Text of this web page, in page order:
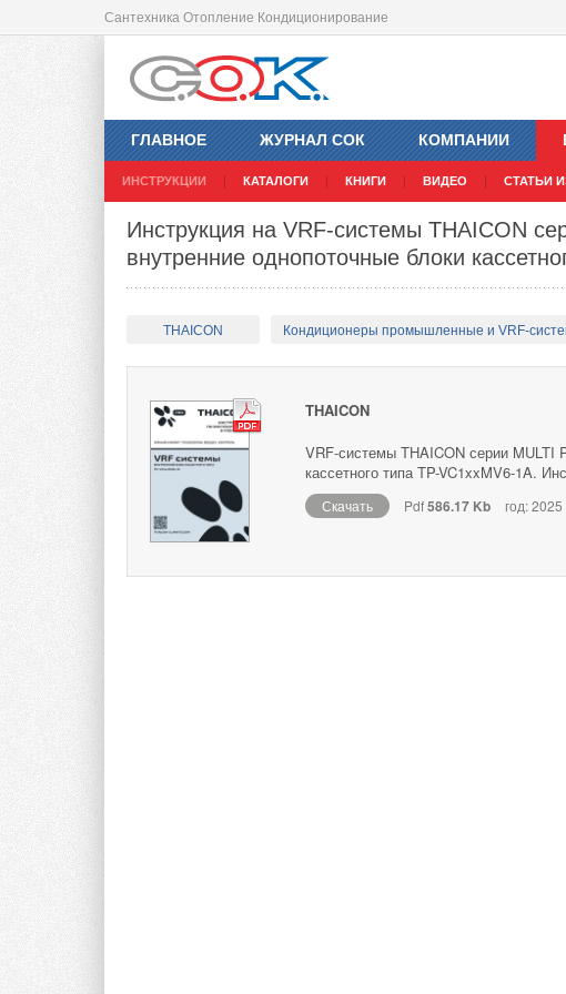
Сантехника Отопление Кондиционирование
ГЛАВНОЕ ЖУРНАЛ СОК КОМПАНИИ
ИНСТРУКЦИИ КАТАЛОГИ КНИГИ ВИДЕО СТАТЬИ
Инструкция на VRF-системы THAICON
внутренние однопоточные блоки
THAICON Кондиционеры промышленные и VRF-
THAICON
VRF-системы THAICON серии MULTI
кассетного типа TP-VC1xxMV6-1A.
Скачать Pdf586.17 Kb год: